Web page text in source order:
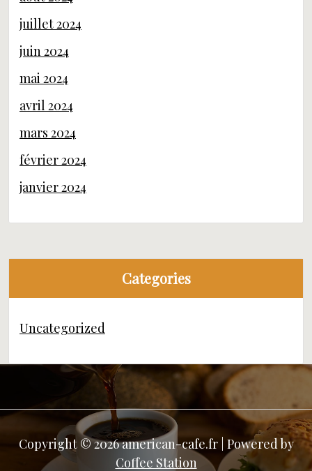
juillet 2024
juin 2024
mai 2024
avril 2024
mars 2024
février 2024
janvier 2024
Categories
Uncategorized
Copyright © 2026 american-cafe.fr | Powered by
Coffee Station